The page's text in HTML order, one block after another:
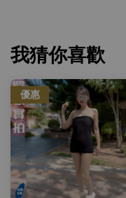
我猜你喜歡
優惠